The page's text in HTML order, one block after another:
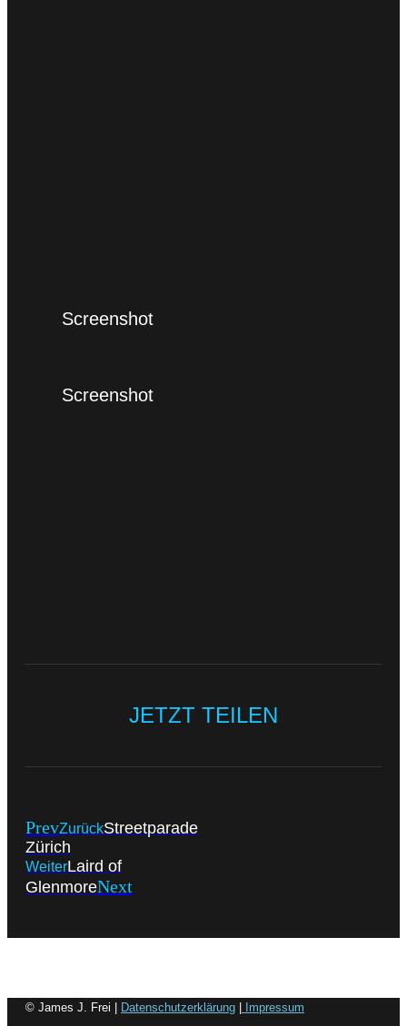
Screenshot
Screenshot
JETZT TEILEN
PrevZurückStreetparade
Zürich
WeiterLaird of
GlenmoreNext
© James J. Frei | Datenschutzerklärung Impressum